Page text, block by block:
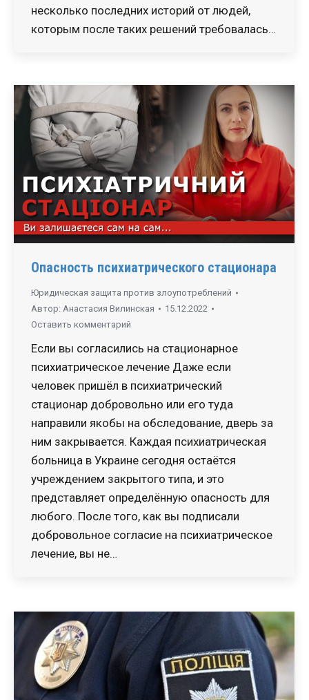
несколько последних историй от людей,
которым после таких решений требовалась…
Опасность психиатрического стационара
Юридическая защита против злоупотреблений
Автор: Анастасия Вилинская
15.12.2022
Оставить комментарий
Если вы согласились на стационарное
психиатрическое лечение Даже если
человек пришёл в психиатрический
стационар добровольно или его туда
направили якобы на обследование, дверь за
ним закрывается. Каждая психиатрическая
больница в Украине сегодня остаётся
учреждением закрытого типа, и это
представляет определённую опасность для
любого. После того, как вы подписали
добровольное согласие на психиатрическое
лечение, вы не…